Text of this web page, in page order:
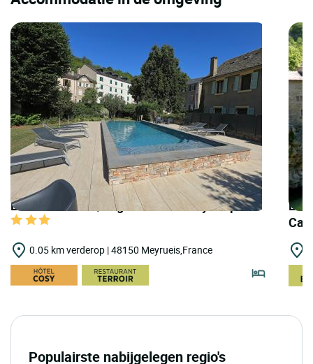
LOGIS HOTELS | Logis Hôtel Family & Spa
0.05 km verderop | 48150 Meyrueis,France
Populairste nabijgelegen regio's